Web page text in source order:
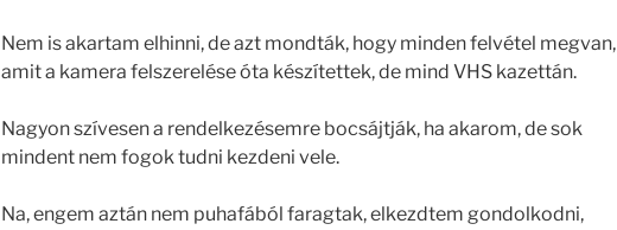
Nem is akartam elhinni, de azt mondták, hogy minden felvétel megvan,
amit a kamera felszerelése óta készítettek, de mind VHS kazettán.
Nagyon szívesen a rendelkezésemre bocsájtják, ha akarom, de sok
mindent nem fogok tudni kezdeni vele.
Na, engem aztán nem puhafából faragtak, elkezdtem gondolkodni,